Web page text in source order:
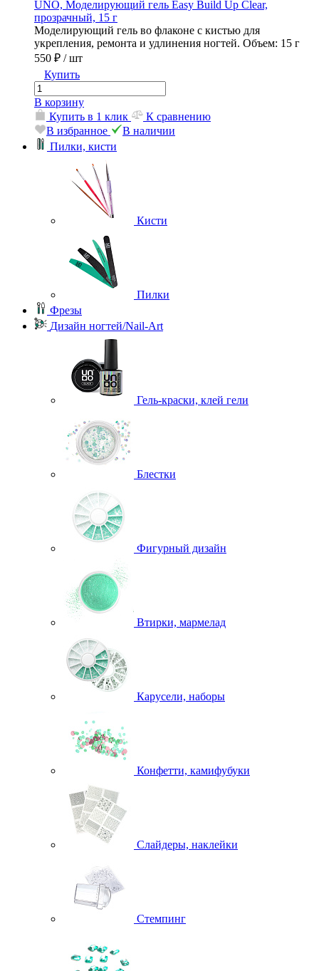
UNO, Моделирующий гель Easy Build Up Clear,
прозрачный, 15 г
Моделирующий гель во флаконе с кистью для
укрепления, ремонта и удлинения ногтей. Объем: 15 г
550 ₽ / шт
Купить
В корзину
Купить в 1 клик
К сравнению
В избранное
В наличии
Пилки, кисти
Кисти
Пилки
Фрезы
Дизайн ногтей/Nail-Art
Гель-краски, клей гели
Блестки
Фигурный дизайн
Втирки, мармелад
Карусели, наборы
Конфетти, камифубуки
Слайдеры, наклейки
Стемпинг